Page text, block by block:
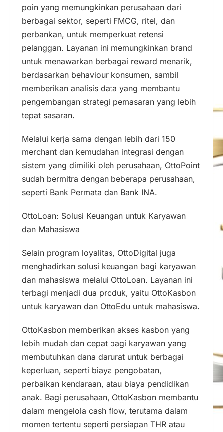
poin yang memungkinkan perusahaan dari
berbagai sektor, seperti FMCG, ritel, dan
perbankan, untuk memperkuat retensi
pelanggan. Layanan ini memungkinkan brand
untuk menawarkan berbagai reward menarik,
berdasarkan behaviour konsumen, sambil
memberikan analisis data yang membantu
pengembangan strategi pemasaran yang lebih
tepat sasaran.
Melalui kerja sama dengan lebih dari 150
merchant dan kemudahan integrasi dengan
sistem yang dimiliki oleh perusahaan, OttoPoint
sudah bermitra dengan beberapa perusahaan,
seperti Bank Permata dan Bank INA.
OttoLoan: Solusi Keuangan untuk Karyawan
dan Mahasiswa
Selain program loyalitas, OttoDigital juga
menghadirkan solusi keuangan bagi karyawan
dan mahasiswa melalui OttoLoan. Layanan ini
terbagi menjadi dua produk, yaitu OttoKasbon
untuk karyawan dan OttoEdu untuk mahasiswa.
OttoKasbon memberikan akses kasbon yang
lebih mudah dan cepat bagi karyawan yang
membutuhkan dana darurat untuk berbagai
keperluan, seperti biaya pengobatan,
perbaikan kendaraan, atau biaya pendidikan
anak. Bagi perusahaan, OttoKasbon membantu
dalam mengelola cash flow, terutama dalam
momen tertentu seperti persiapan THR atau